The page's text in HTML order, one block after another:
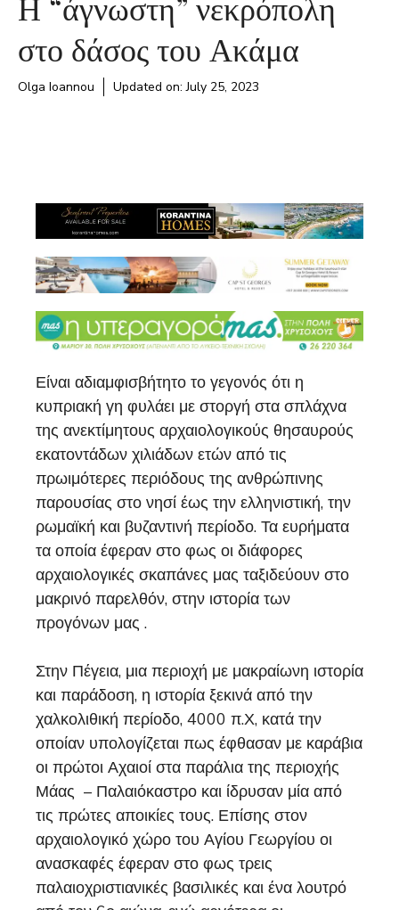
στο δάσος του Ακάμα
Olga Ioannou Updated on:July 25, 2023
Είναι αδιαμφισβήτητο το γεγονός ότι η
κυπριακή γη φυλάει με στοργή στα σπλάχνα
της ανεκτίμητους αρχαιολογικούς θησαυρούς
εκατοντάδων χιλιάδων ετών από τις
πρωιμότερες περιόδους της ανθρώπινης
παρουσίας στο νησί έως την ελληνιστική, την
ρωμαϊκή και βυζαντινή περίοδο. Τα ευρήματα
τα οποία έφεραν στο φως οι διάφορες
αρχαιολογικές σκαπάνες μας ταξιδεύουν στο
μακρινό παρελθόν, στην ιστορία των
προγόνων μας .
Στην Πέγεια, μια περιοχή με μακραίωνη ιστορία
και παράδοση, η ιστορία ξεκινά από την
χαλκολιθική περίοδο, 4000 π.Χ, κατά την
οποίαν υπολογίζεται πως έφθασαν με καράβια
οι πρώτοι Αχαιοί στα παράλια της περιοχής
Μάας – Παλαιόκαστρο και ίδρυσαν μία από
τις πρώτες αποικίες τους. Επίσης στον
αρχαιολογικό χώρο του Αγίου Γεωργίου οι
ανασκαφές έφεραν στο φως τρεις
παλαιοχριστιανικές βασιλικές και ένα λουτρό